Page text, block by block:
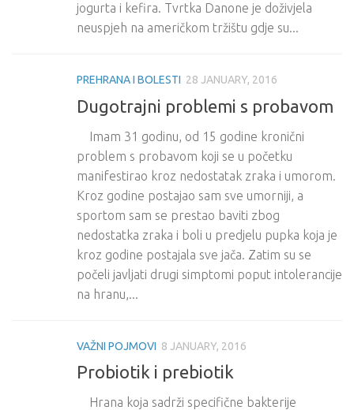
jogurta i kefira. Tvrtka Danone je doživjela
neuspjeh na američkom tržištu gdje su...
PREHRANA I BOLESTI 28 JANUARY, 2016
Dugotrajni problemi s probavom
Imam 31 godinu, od 15 godine kronični
problem s probavom koji se u početku
manifestirao kroz nedostatak zraka i umorom.
Kroz godine postajao sam sve umorniji, a
sportom sam se prestao baviti zbog
nedostatka zraka i boli u predjelu pupka koja je
kroz godine postajala sve jača. Zatim su se
počeli javljati drugi simptomi poput intolerancije
na hranu,...
VAŽNI POJMOVI 8 JANUARY, 2016
Probiotik i prebiotik
Hrana koja sadrži specifične bakterije